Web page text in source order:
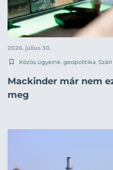
2026. július 30.
Közös ügyeink, geopolitika,
Mackinder már nem
meg